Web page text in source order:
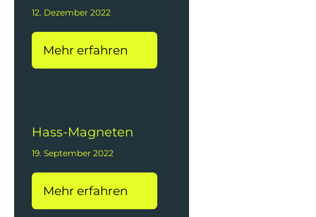
12. Dezember 2022
Mehr erfahren
Hass-Magneten
19. September 2022
Mehr erfahren